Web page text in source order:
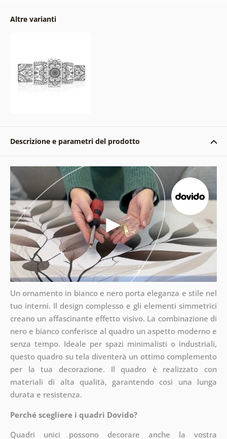
Altre varianti
Descrizione e parametri del prodotto
Un ornamento in bianco e nero porta eleganza e stile nel
tuo interni. Il design complesso e gli elementi simmetrici
creano un affascinante effetto visivo. La combinazione di
nero e bianco conferisce al quadro un aspetto moderno e
senza tempo. Ideale per spazi minimalisti o industriali,
questo quadro su tela diventerà un ottimo complemento
per la tua decorazione. Il quadro è realizzato con
materiali di alta qualità, garantendo così una lunga
durata e resistenza.
Perché scegliere i quadri Dovido?
Quadri unici possono decorare anche la vostra